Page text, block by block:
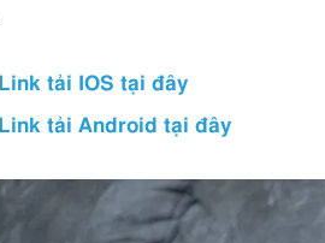
Link tải IOS tại đây
Link tải Android tại đây